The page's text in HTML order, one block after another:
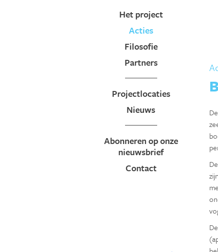
Het project
Acties
Filosofie
Partners
Projectlocaties
Nieuws
Abonneren op onze
nieuwsbrief
Contact